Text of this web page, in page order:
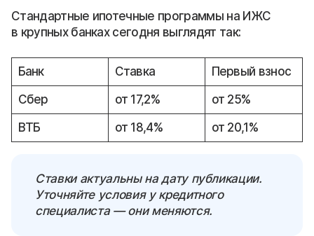
Стандартные ипотечные программы на ИЖС
в крупных банках сегодня выглядят так:
Банк Ставка
Первый взнос
Сбер
от 17,2%
от 25%
ВТБ
от 18,4% от 20,1%
Ставки актуальны на дату публикации.
Уточняйте условия у кредитного
специалиста — они меняются.